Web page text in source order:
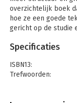
overzichtelijk boek
hoe ze een goede
gericht op de studie
eigentijdse
Uitgangspunt is de
Hoe pak je het
Specificaties
ISBN13:
Trefwoorden: